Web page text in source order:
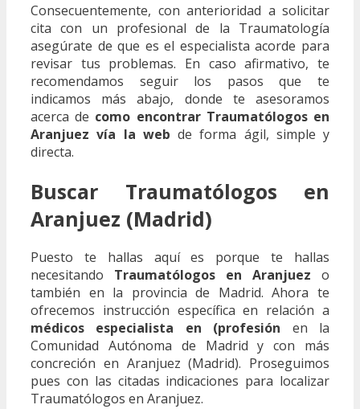
Consecuentemente, con anterioridad a solicitar
cita con un profesional de la Traumatología
asegúrate de que es el especialista acorde para
revisar tus problemas. En caso afirmativo, te
recomendamos seguir los pasos que te
indicamos más abajo, donde te asesoramos
acerca de como encontrar Traumatólogos en
Aranjuez vía la web de forma ágil, simple y
directa.
Buscar Traumatólogos en
Aranjuez (Madrid)
Puesto te hallas aquí es porque te hallas
necesitando Traumatólogos en Aranjuez o
también en la provincia de Madrid. Ahora te
ofrecemos instrucción específica en relación a
médicos especialista en (profesión en la
Comunidad Autónoma de Madrid y con más
concreción en Aranjuez (Madrid). Proseguimos
pues con las citadas indicaciones para localizar
Traumatólogos en Aranjuez.